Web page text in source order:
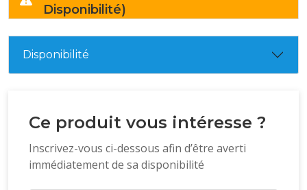
Disponibilité)
Disponibilité
Ce produit vous intéresse ?
Inscrivez-vous ci-dessous afin d’être averti
immédiatement de sa disponibilité